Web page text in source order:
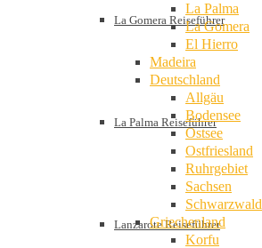
La Gomera Reiseführer
La Palma Reiseführer
Lanzarote Reiseführer
La Palma
La Gomera
El Hierro
Madeira
Deutschland
Allgäu
Bodensee
Ostsee
Ostfriesland
Ruhrgebiet
Sachsen
Schwarzwald
Griechenland
Korfu